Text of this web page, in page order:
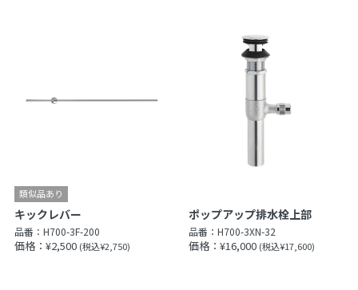
キックレバー
品番： H700-3F-200
価格：¥2,500 (税込¥2,750)
ポップアップ排水栓上部
品番：H700-3XN-32
価格：¥16,000 (税込¥17,600)